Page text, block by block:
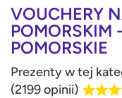
VOUCHERY
POMORSKIM
POMORSKIE
Prezenty w tej
(2199 opinii)